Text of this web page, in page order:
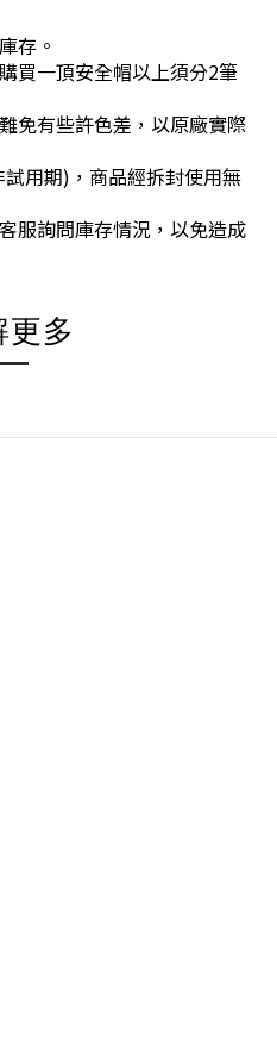
存。
買一頂安全帽以上須分2筆
免有些許色差，以原廠實際
用期)，商品經拆封使用無
服詢問庫存情況，以免造成
更多